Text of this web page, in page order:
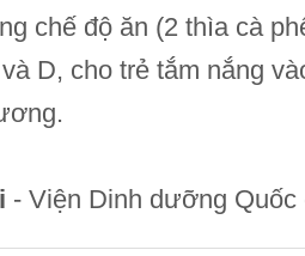
chế độ ăn (2 thìa cà
D, cho trẻ tắm nắng
- Viện Dinh dưỡng Quốc